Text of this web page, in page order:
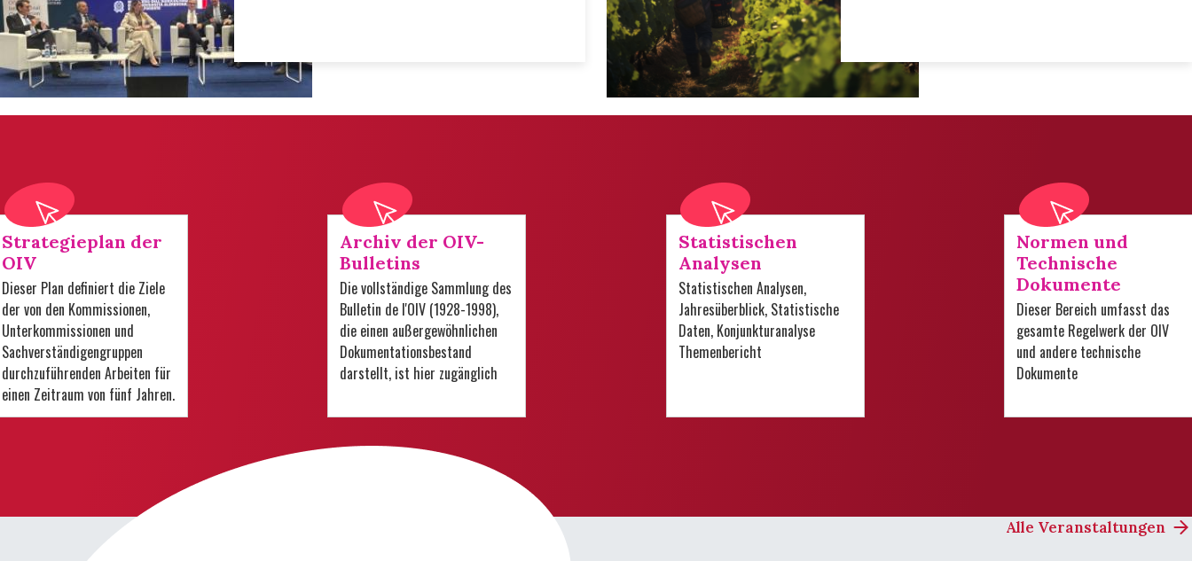
Strategieplan der
OIV
Dieser Plan definiert die Ziele
der von den Kommissionen,
Unterkommissionen und
Sachverständigengruppen
durchzuführenden Arbeiten für
einen Zeitraum von fünf Jahren.
Archiv der OIV-
Bulletins
Die vollständige Sammlung des
Bulletin de l'OIV (1928-1998),
die einen außergewöhnlichen
Dokumentationsbestand
darstellt, ist hier zugänglich
Statistischen
Analysen
Statistischen Analysen,
Jahresüberblick, Statistische
Daten, Konjunkturanalyse
Themenbericht
Normen und
Technische
Dokumente
Dieser Bereich umfasst das
gesamte Regelwerk der OIV
und andere technische
Dokumente
Alle Veranstaltungen